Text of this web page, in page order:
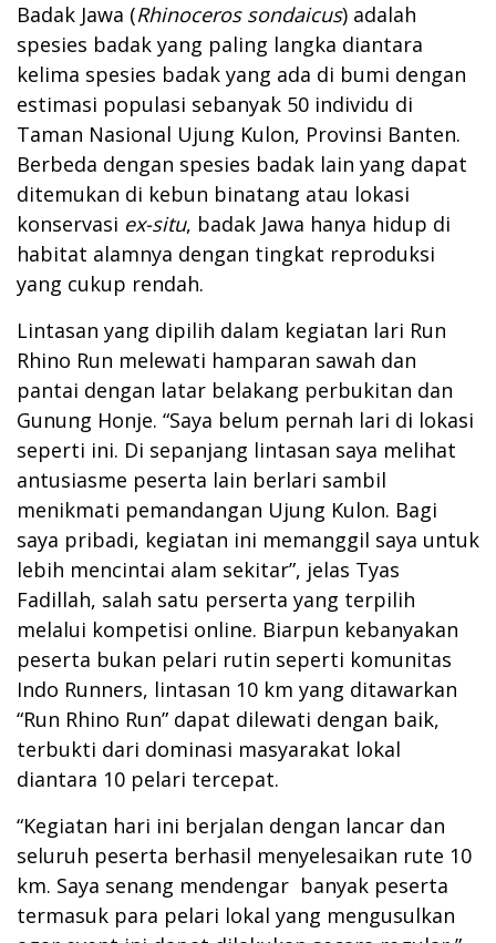
Badak Jawa (Rhinoceros sondaicus) adalah
spesies badak yang paling langka diantara
kelima spesies badak yang ada di bumi dengan
estimasi populasi sebanyak 50 individu di
Taman Nasional Ujung Kulon, Provinsi Banten.
Berbeda dengan spesies badak lain yang dapat
ditemukan di kebun binatang atau lokasi
konservasi ex-situ, badak Jawa hanya hidup di
habitat alamnya dengan tingkat reproduksi
yang cukup rendah.
Lintasan yang dipilih dalam kegiatan lari Run
Rhino Run melewati hamparan sawah dan
pantai dengan latar belakang perbukitan dan
Gunung Honje. “Saya belum pernah lari di lokasi
seperti ini. Di sepanjang lintasan saya melihat
antusiasme peserta lain berlari sambil
menikmati pemandangan Ujung Kulon. Bagi
saya pribadi, kegiatan ini memanggil saya untuk
lebih mencintai alam sekitar”, jelas Tyas
Fadillah, salah satu perserta yang terpilih
melalui kompetisi online. Biarpun kebanyakan
peserta bukan pelari rutin seperti komunitas
Indo Runners, lintasan 10 km yang ditawarkan
“Run Rhino Run” dapat dilewati dengan baik,
terbukti dari dominasi masyarakat lokal
diantara 10 pelari tercepat.
“Kegiatan hari ini berjalan dengan lancar dan
seluruh peserta berhasil menyelesaikan rute 10
km. Saya senang mendengar banyak peserta
termasuk para pelari lokal yang mengusulkan